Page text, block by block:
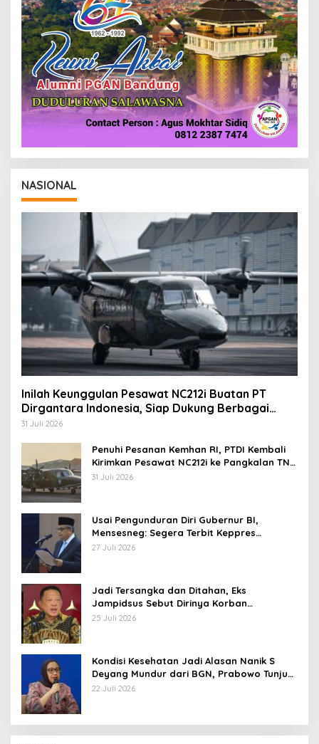
I
NASIONAL
Inilah Keunggulan Pesawat NC212i Buatan PT
Dirgantara Indonesia, Siap Dukung Berbagai
Operasi TNI
31 Juli 2026
Penuhi Pesanan Kemhan RI, PTDI Kembali
Kirimkan Pesawat NC212i ke Pangkalan TNI
AU
31 Juli 2026
Usai Pengunduran Diri Gubernur BI,
Mensesneg: Segera Terbit Keppres
Pemberhentian dengan Hormat
27 Juli 2026
Jadi Tersangka dan Ditahan, Eks
Jampidsus Sebut Dirinya Korban
Kriminalisasi
25 Juli 2026
Kondisi Kesehatan Jadi Alasan Nanik S
Deyang Mundur dari BGN, Prabowo Tunjuk
Wamentan Sudaryono
22 Juli 2026